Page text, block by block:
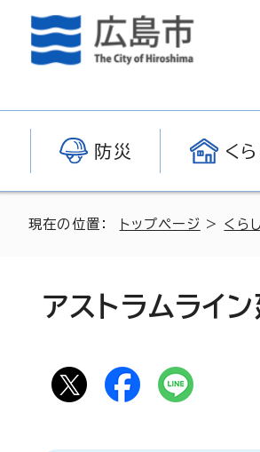
防災 く
現在の位置： トップページ > くら
アストラムライ